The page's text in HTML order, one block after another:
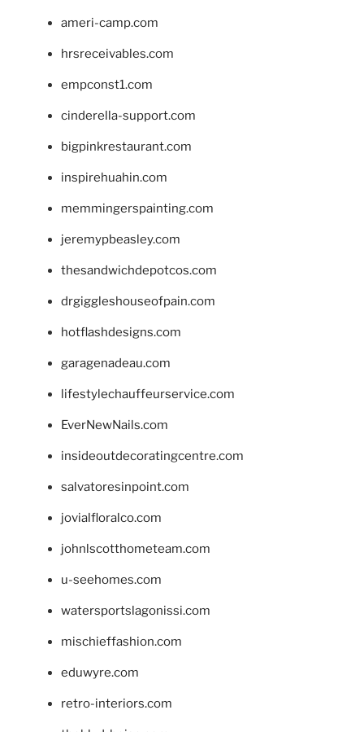
ameri-camp.com
hrsreceivables.com
empconst1.com
cinderella-support.com
bigpinkrestaurant.com
inspirehuahin.com
memmingerspainting.com
jeremypbeasley.com
thesandwichdepotcos.com
drgiggleshouseofpain.com
hotflashdesigns.com
garagenadeau.com
lifestylechauffeurservice.com
EverNewNails.com
insideoutdecoratingcentre.com
salvatoresinpoint.com
jovialfloralco.com
johnlscotthometeam.com
u-seehomes.com
watersportslagonissi.com
mischieffashion.com
eduwyre.com
retro-interiors.com